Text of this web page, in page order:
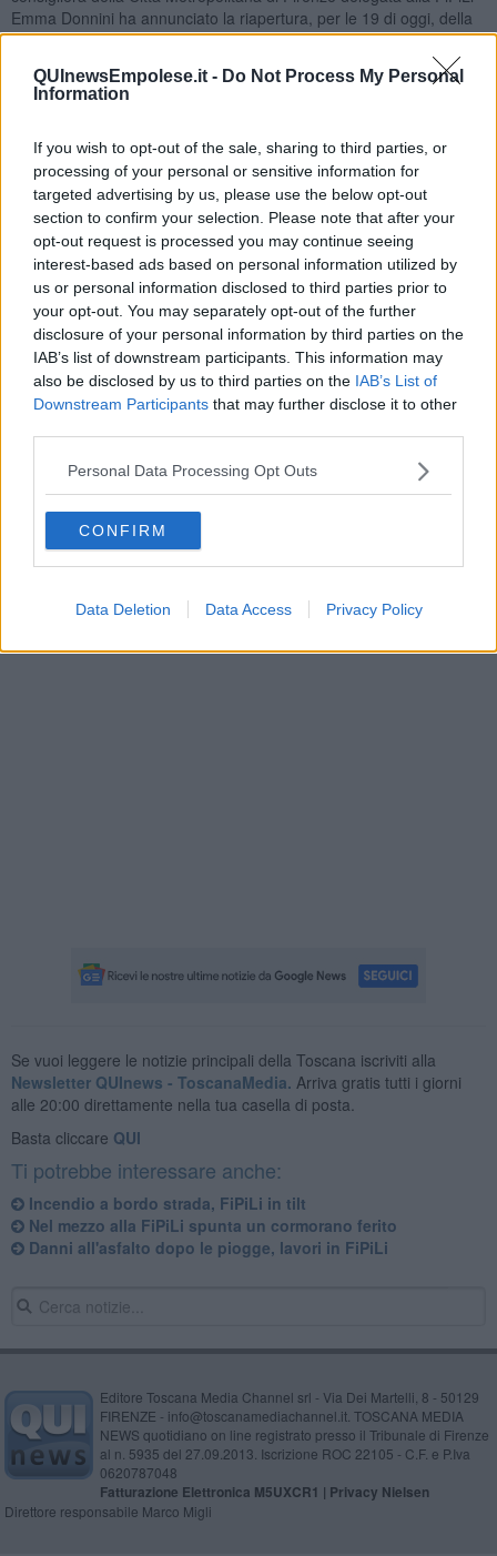
QUInewsEmpolese.it - Do Not Process My Personal
Information
If you wish to opt-out of the sale, sharing to third parties, or
processing of your personal or sensitive information for
targeted advertising by us, please use the below opt-out
section to confirm your selection. Please note that after your
opt-out request is processed you may continue seeing
interest-based ads based on personal information utilized by
us or personal information disclosed to third parties prior to
your opt-out. You may separately opt-out of the further
disclosure of your personal information by third parties on the
IAB’s list of downstream participants. This information may
also be disclosed by us to third parties on the IAB’s List of
Downstream Participants that may further disclose it to other
Personal Data Processing Opt Outs
CONFIRM
Data Deletion Data Access Privacy Policy
Emma Donnini ha annunciato la riapertura, per le 19 di oggi, della
corsia di marcia. La riapertura dell'altra corsia è prevista intorno
L'intervento è scattato intorno alle 13,30 di oggi in direzione mare,
con chiusura del tratto Empoli Ovest - San Miniato e percorso
alternativo sulla SS 67 con uscita obbligatoria a Empoli Ovest e
rientro a San Miniato. Conseguentemente alla chiusura si sono
formate lunghe code cheMuoversi in Toscana, intorno alle 15 di
oggi, quantificava in circa 4 chilometri.
Se vuoi leggere le notizie principali della Toscana iscriviti alla
Newsletter QUInews - ToscanaMedia. Arriva gratis tutti i giorni
alle 20:00 direttamente nella tua casella di posta.
Basta cliccare QUI
Ti potrebbe interessare anche:
Incendio a bordo strada, FiPiLi in tilt
Nel mezzo alla FiPiLi spunta un cormorano ferito
Danni all'asfalto dopo le piogge, lavori in FiPiLi
Editore Toscana Media Channel srl - Via Dei Martelli, 8 - 50129
FIRENZE - info@toscanamediachannel.it. TOSCANA MEDIA
NEWS quotidiano on line registrato presso il Tribunale di Firenze
al n. 5935 del 27.09.2013. Iscrizione ROC 22105 - C.F. e P.Iva
0620787048
Fatturazione Elettronica M5UXCR1 | Privacy Nielsen
Direttore responsabile Marco Migli